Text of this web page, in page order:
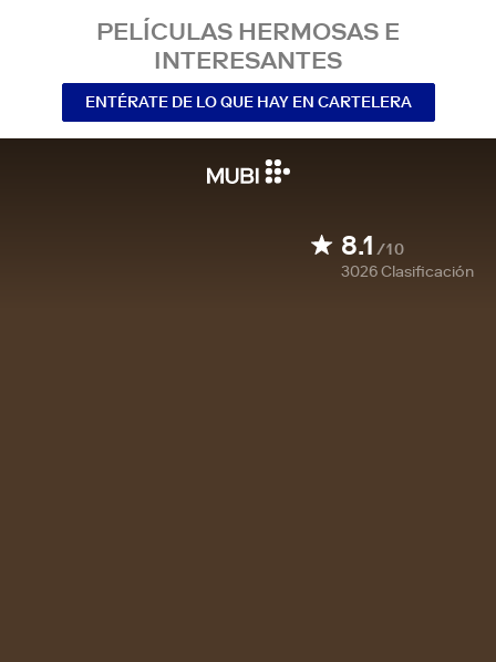
PELÍCULAS HERMOSAS E
INTERESANTES
ENTÉRATE DE LO QUE HAY EN CARTELERA
8.1 /10
3026Clasificación